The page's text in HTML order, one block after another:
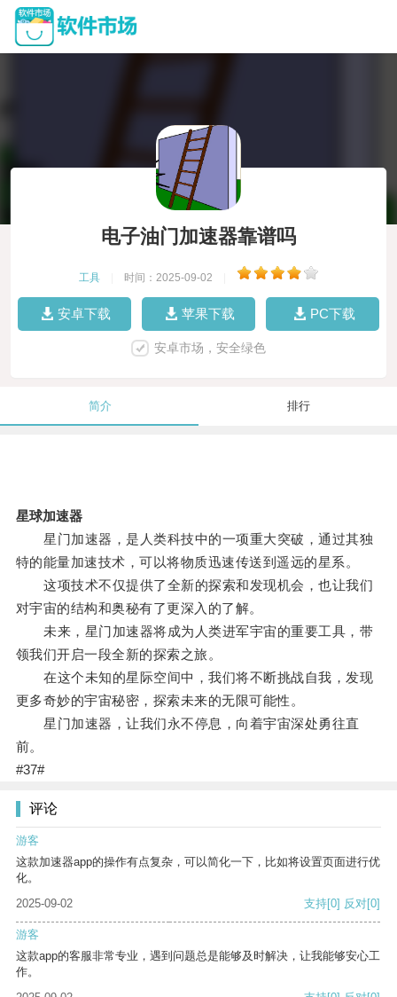
电子油门加速器靠谱吗
工具 时间：2025-09-02
安卓下载 苹果下载 PC下载
安卓市场，安全绿色
简介 排行
星球加速器
星门加速器，是人类科技中的一项重大突破，通过其独
特的能量加速技术，可以将物质迅速传送到遥远的星系。
这项技术不仅提供了全新的探索和发现机会，也让我们
对宇宙的结构和奥秘有了更深入的了解。
未来，星门加速器将成为人类进军宇宙的重要工具，带
领我们开启一段全新的探索之旅。
在这个未知的星际空间中，我们将不断挑战自我，发现
更多奇妙的宇宙秘密，探索未来的无限可能性。
星门加速器，让我们永不停息，向着宇宙深处勇往直
前。
#37#
评论
游客
这款加速器app的操作有点复杂，可以简化一下，比如将设置页面进行优
化。
2025-09-02
支持[0] 反对[0]
游客
这款app的客服非常专业，遇到问题总是能够及时解决，让我能够安心工
作。